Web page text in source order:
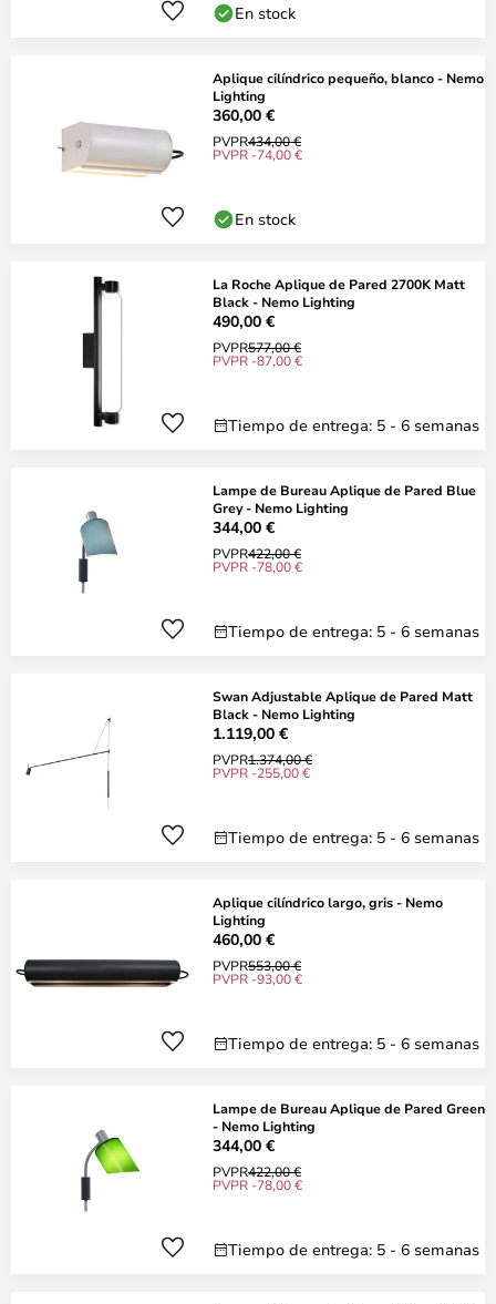
En stock
Aplique cilíndrico pequeño, blanco - Nemo
Lighting
360,00 €
PVPR434,00 €
PVPR -74,00 €
En stock
La Roche Aplique de Pared 2700K Matt
Black - Nemo Lighting
490,00 €
PVPR577,00 €
PVPR -87,00 €
Tiempo de entrega: 5 - 6 semanas
Lampe de Bureau Aplique de Pared Blue
Grey - Nemo Lighting
344,00 €
PVPR422,00 €
PVPR -78,00 €
Tiempo de entrega: 5 - 6 semanas
Swan Adjustable Aplique de Pared Matt
Black - Nemo Lighting
1.119,00 €
PVPR1.374,00 €
PVPR -255,00 €
Tiempo de entrega: 5 - 6 semanas
Aplique cilíndrico largo, gris - Nemo
Lighting
460,00 €
PVPR553,00 €
PVPR -93,00 €
Tiempo de entrega: 5 - 6 semanas
Lampe de Bureau Aplique de Pared Green
- Nemo Lighting
344,00 €
PVPR422,00 €
PVPR -78,00 €
Tiempo de entrega: 5 - 6 semanas